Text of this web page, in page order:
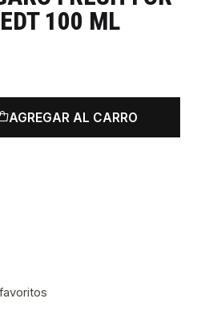
100 ML
AGREGAR AL CARRO